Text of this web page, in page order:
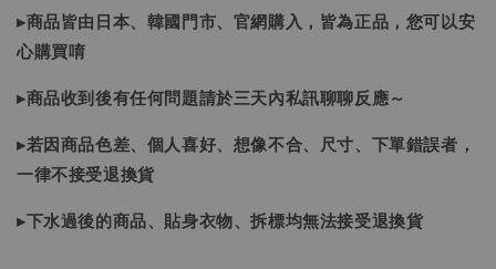
▸商品皆由日本、韓國門市、官網購入，皆為正品，您可以安
心購買唷
▸商品收到後有任何問題請於三天內私訊聊聊反應～
▸若因商品色差、個人喜好、想像不合、尺寸、下單錯誤者，
一律不接受退換貨
▸下水過後的商品、貼身衣物、拆標均無法接受退換貨